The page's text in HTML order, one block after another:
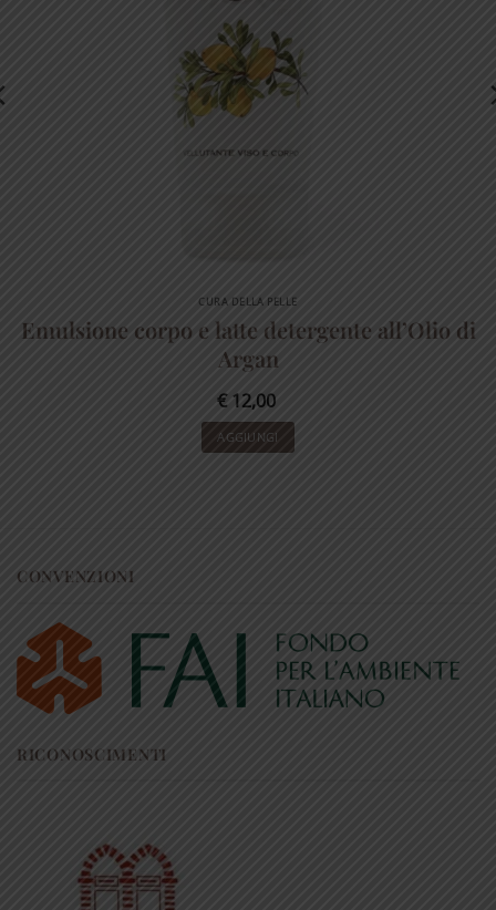
CURA DELLA PELLE
Emulsione corpo e latte detergente all’Olio di
Argan
€12,00
AGGIUNGI
CONVENZIONI
RICONOSCIMENTI